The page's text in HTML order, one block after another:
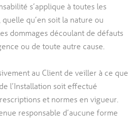
s’applique à toutes les
qu’en soit la nature ou
dommages découlant de défauts
ou de toute autre cause.
au Client de veiller à ce que
l’Installation soit effectué
et normes en vigueur.
responsable d’aucune forme